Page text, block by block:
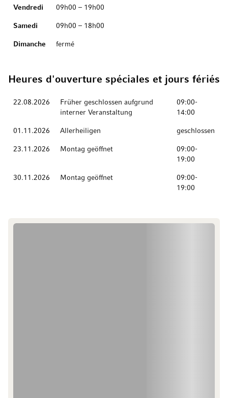
Vendredi 09h00 – 19h00
Samedi 09h00 – 18h00
Dimanche fermé
Heures d'ouverture spéciales et jours fériés
Rendez-vous amoureux
Description
Hours
22.08.2026
Früher geschlossen aufgrund
interner Veranstaltung
09:00-
14:00
01.11.2026 Allerheiligen geschlossen
23.11.2026 Montag geöffnet
09:00-
19:00
30.11.2026 Montag geöffnet
09:00-
19:00